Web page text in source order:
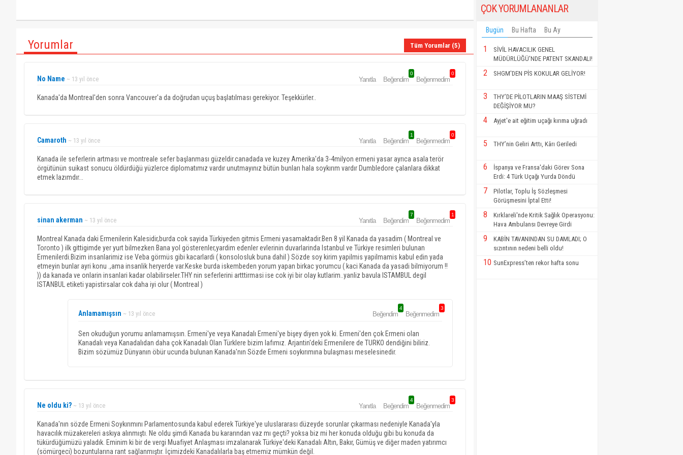
Yorumlar Tüm Yorumlar (5)
No Name ~ 13 yıl önce Yanıtla Beğendim
0
Beğenmedim
0
Kanada'da Montreal'den sonra Vancouver'a da doğrudan uçuş başlatılması gerekiyor. Teşekkürler..
Camaroth ~ 13 yıl önce Yanıtla Beğendim
1
Beğenmedim
0
Kanada ile seferlerin artması ve montreale sefer başlanması güzeldir.canadada ve kuzey Amerika'da 3-4milyon ermeni yasar ayrıca asala terör
örgütünün suikast sonucu öldürdüğü yüzlerce diplomatımız vardır unutmayınız bütün bunları hala soykırım vardır Dumbledore çalanlara dikkat
etmek lazımdır...
sinan akerman ~ 13 yıl önce Yanıtla Beğendim
7
Beğenmedim
1
Montreal Kanada daki Ermenilerin Kalesidir,burda cok sayida Türkiyeden gitmis Ermeni yasamaktadir.Ben 8 yil Kanada da yasadim ( Montreal ve
Toronto ) ilk gittigimde yer yurt bilmezken Bana yol gösterenler,yardim edenler evlerinin duvarlarinda Istanbul ve Türkiye resimleri bulunan
Ermenilerdi.Bizim insanlarimiz ise Veba görmüs gibi kacarlardi ( konsolosluk buna dahil ) Sözde soy kirim yapilmis yapilmamis kabul edin yada
etmeyin bunlar ayri konu .,ama insanlik heryerde var.Keske burda iskembeden yorum yapan birkac yorumcu ( kaci Kanada da yasadi bilmiyorum !!
)) da kanada ve onlarin insanlari kadar olabilirseler.THY nin seferlerini artttirmasi ise cok iyi bir olay kutlarim..yanliz bavula ISTAMBUL degil
ISTANBUL etiketi yapistirsalar cok daha iyi olur ( Montreal )
Anlamamışsın ~ 13 yıl önce Beğendim
4
Beğenmedim
3
Sen okuduğun yorumu anlamamışsın. Ermeni'ye veya Kanadalı Ermeni'ye bişey diyen yok ki. Ermeni'den çok Ermeni olan
Kanadalı veya Kanadalıdan daha çok Kanadalı Olan Türklere bizim lafımız. Arjantin'deki Ermenilere de TURKO dendiğini biliriz.
Bizim sözümüz Dünyanın öbür ucunda bulunan Kanada'nın Sözde Ermeni soykırımına bulaşması meselesinedir.
Ne oldu ki? ~ 13 yıl önce Yanıtla Beğendim
4
Beğenmedim
3
Kanada'nın sözde Ermeni Soykırımını Parlamentosunda kabul ederek Türkiye'ye uluslararası düzeyde sorunlar çıkarması nedeniyle Kanada'yla
havacılık müzakereleri askıya alınmıştı. Ne oldu şimdi Kanada bu kararından vaz mı geçti? yoksa biz mi her konuda olduğu gibi bu konuda da
tükürdüğümüzü yaladık. Eminim ki bir de vergi Muafiyet Anlaşması imzalanarak Türkiye'deki Kanadalı Altın, Bakır, Gümüş ve diğer maden yatırımcı
(sömürgeci) bozuntularına rant sağlanmıştır. İçimizdeki Kanadalılarla baş etmemiz mümkün değil.
ÇOK YORUMLANANLAR
Bugün Bu Hafta Bu Ay
1
SİVİL HAVACILIK GENEL
MÜDÜRLÜĞÜ'NDE PATENT SKANDALI!
2 SHGM'DEN PİS KOKULAR GELİYOR!
3
THY’DE PİLOTLARIN MAAŞ SİSTEMİ
DEĞİŞİYOR MU?
4 Ayjet'e ait eğitim uçağı kırıma uğradı
5 THY’nin Geliri Arttı, Kârı Geriledi
6
İspanya ve Fransa'daki Görev Sona
Erdi: 4 Türk Uçağı Yurda Döndü
7
Pilotlar, Toplu İş Sözleşmesi
Görüşmesini İptal Etti!
8
Kırklareli'nde Kritik Sağlık Operasyonu:
Hava Ambulansı Devreye Girdi
9
KABİN TAVANINDAN SU DAMLADI; O
sızıntının nedeni belli oldu!
10 SunExpress’ten rekor hafta sonu